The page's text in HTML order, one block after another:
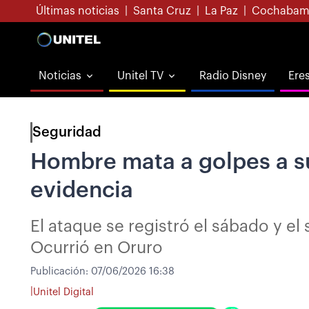
Últimas noticias Santa Cruz La Paz
Noticias Unitel TV Radio Disney
Seguridad
Hombre mata a golpes a
evidencia
El ataque se registró el sábado y
Ocurrió en Oruro
Publicación: 07/06/2026 16:38
Unitel Digital